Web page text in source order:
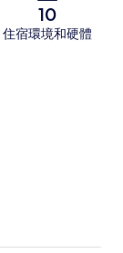
10
住宿環境和硬體